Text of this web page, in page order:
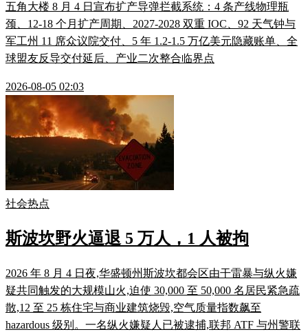
五角大楼 8 月 4 日宣布扩产导弹拦截系统：4 条产线物理瓶
颈、12-18 个月扩产周期、2027-2028 双重 IOC、92 天气钟与
军工州 11 席众议院交付、5 年 1.2-1.5 万亿美元隐藏账单、全
球盟友反导交付延后、产业二次整合临界点
2026-08-05 02:03
社会热点
斯波坎野火逼退 5 万人，1 人被拘
2026 年 8 月 4 日夜,华盛顿州斯波坎都会区由干雷暴与纵火嫌
疑共同触发的大规模山火,迫使 30,000 至 50,000 名居民紧急疏
散,12 至 25 栋住宅与商业建筑烧毁,空气质量指数飙至
hazardous 级别。一名纵火嫌疑人已被逮捕,联邦 ATF 与州警联